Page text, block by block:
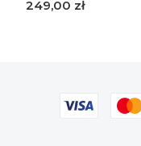
Cena
249,00 zł